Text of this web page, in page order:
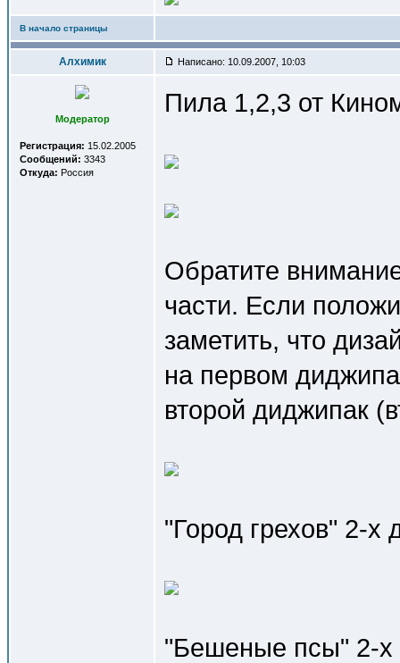
В начало страницы
Алхимик Написано: 10.09.2007, 10:03
Модератор
Регистрация: 15.02.2005
Сообщений: 3343
Откуда: Россия
Пила 1,2,3 от
Обратите
части. Если
заметить, что
на первом
второй диджипак
"Город грехов" 2-х
"Бешеные псы" 2-х